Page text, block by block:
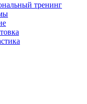
тренинг